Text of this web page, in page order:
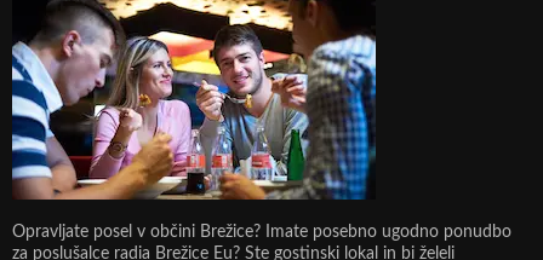
Opravljate posel v občini Brežice? Imate posebno ugodno ponudbo
za poslušalce radia Brežice Eu? Ste gostinski lokal in bi želeli